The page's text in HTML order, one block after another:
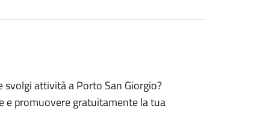
attività a Porto San Giorgio?
e promuovere gratuitamente la tua